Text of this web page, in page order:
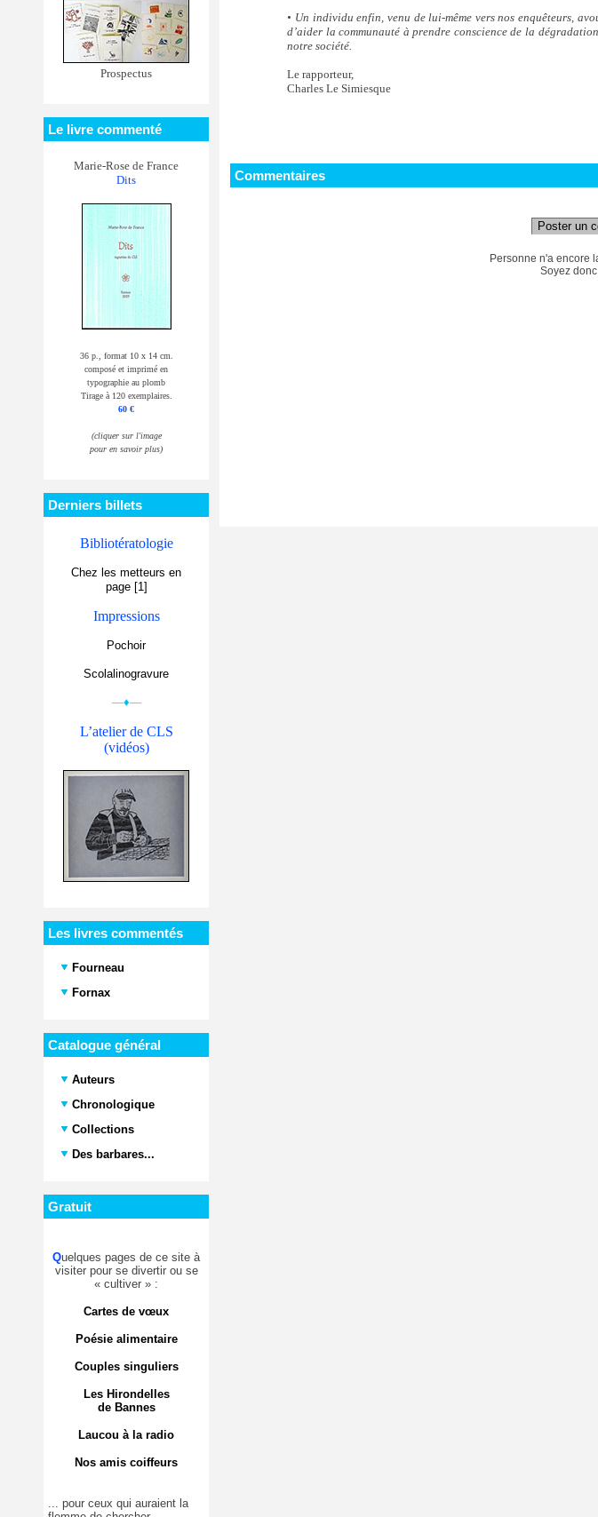
Prospectus
Le livre commenté
Marie-Rose de France
Dits
36 p., format 10 x 14 cm.
composé et imprimé en
typographie au plomb
Tirage à 120 exemplaires.
60 €
(cliquer sur l'image
pour en savoir plus)
Derniers billets
Bibliotératologie
Chez les metteurs en
page [1]
Impressions
Pochoir
Scolalinogravure
—♦—
L’atelier de CLS
(vidéos)
Les livres commentés
Fourneau
Fornax
Catalogue général
Auteurs
Chronologique
Collections
Des barbares...
Gratuit
Quelques pages de ce site à
visiter pour se divertir ou se
« cultiver » :
Cartes de vœux
Poésie alimentaire
Couples singuliers
Les Hirondelles
de Bannes
Laucou à la radio
Nos amis coiffeurs
... pour ceux qui auraient la
• Un individu enfin, venu de lui-même vers nos enquêteurs,
d’aider la communauté à prendre conscience de la
notre société.
Le rapporteur,
Charles Le Simiesque
Commentaires
Poster un
Personne n'a encore
Soyez